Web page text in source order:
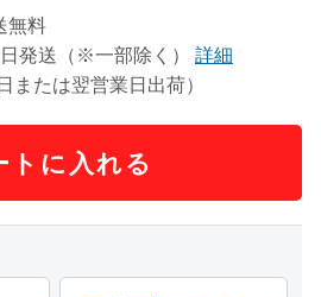
無料
発送（※一部除く）
詳細
または翌営業日出荷）
トに入れる